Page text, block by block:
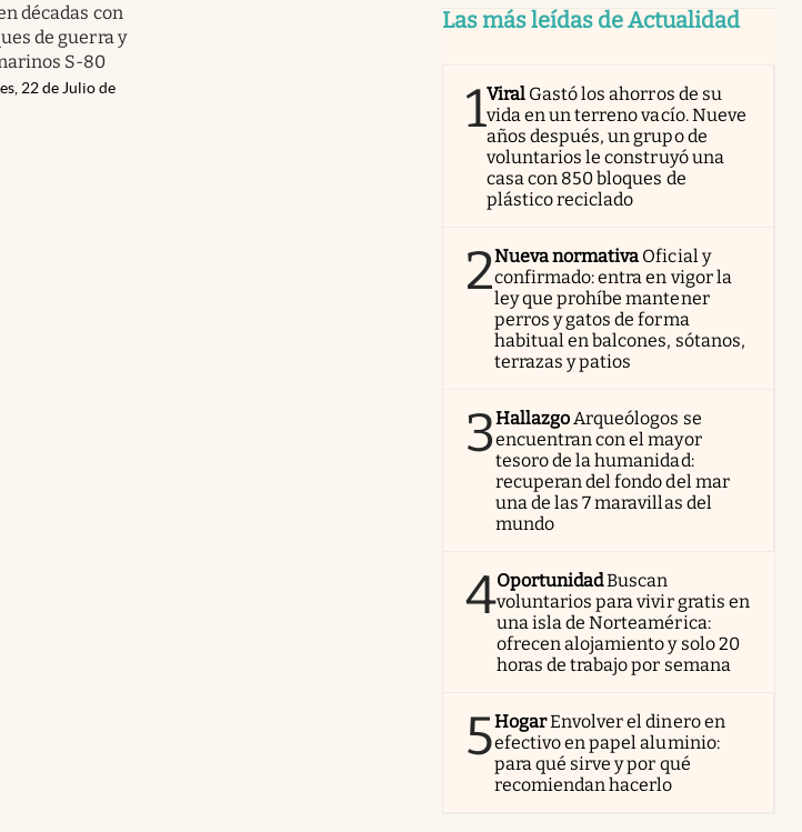
décadas con
de guerra y
S-80
22 de Julio de
Las más leídas de Actualidad
1Viral Gastó los ahorros de su
vida en un terreno vacío. Nueve
años después, un grupo de
voluntarios le construyó una
casa con 850 bloques de
plástico reciclado
2Nueva normativa Oficial y
confirmado: entra en vigor la
ley que prohíbe mantener
perros y gatos de forma
habitual en balcones, sótanos,
terrazas y patios
3HallazgoArqueólogos se
encuentran con el mayor
tesoro de la humanidad:
recuperan del fondo del mar
una de las 7 maravillas del
mundo
4OportunidadBuscan
voluntarios para vivir gratis en
una isla de Norteamérica:
ofrecen alojamiento y solo 20
horas de trabajo por semana
5HogarEnvolver el dinero en
efectivo en papel aluminio:
para qué sirve y por qué
recomiendan hacerlo